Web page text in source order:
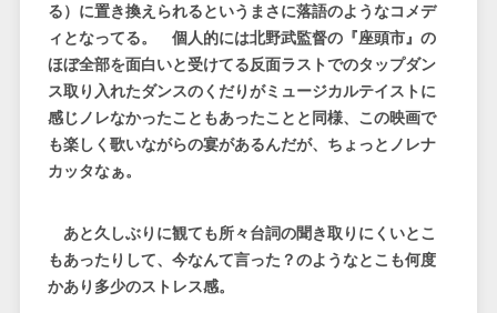
る）に置き換えられるというまさに落語のようなコメデ
ィとなってる。 個人的には北野武監督の『座頭市』の
ほぼ全部を面白いと受けてる反面ラストでのタップダン
ス取り入れたダンスのくだりがミュージカルテイストに
感じノレなかったこともあったことと同様、この映画で
も楽しく歌いながらの宴があるんだが、ちょっとノレナ
カッタなぁ。
あと久しぶりに観ても所々台詞の聞き取りにくいとこ
もあったりして、今なんて言った？のようなとこも何度
かあり多少のストレス感。